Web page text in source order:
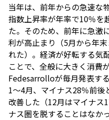
当年は、前年からの急速な
指数上昇率が年率で10％を
た。そのため、前年に急激
利が高止まり（5月から年
れた）。経済が好転する気
ことで、全般に大きく消費
Fedesarrolloが毎月発表す
1～4月、マイナス28％前
改善した（12月はマイナス
ナス圏を脱することはなか